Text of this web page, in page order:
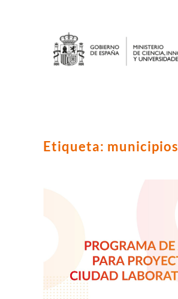
Etiqueta: municipios